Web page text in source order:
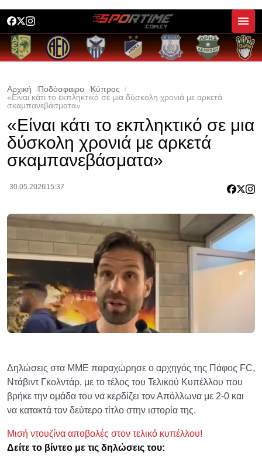
Αρχική Ποδόσφαιρο
Κύπρος
«Είναι κάτι το εκπληκτικό σε μια δύσκολη χρονιά με αρκετά
σκαμπανεβάσματα»
«Είναι κάτι το εκπληκτικό σε μια
δύσκολη χρονιά με αρκετά
σκαμπανεβάσματα»
30.05.2026 15:37
Δηλώσεις στα ΜΜΕ παραχώρησε ο αρχηγός της Πάφος FC,
Ντάβιντ Γκολντάρ, με το τέλος του Τελικού Κυπέλλου που
βρήκε την ομάδα του να κερδίζει τον Απόλλωνα με 2-0 και
να κατακτά τον δεύτερο τίτλο στην ιστορία της.
Μισή ντουζίνα αποβολές στον τελικό κυπέλλου!
Δείτε το βίντεο με τις δηλώσεις του: